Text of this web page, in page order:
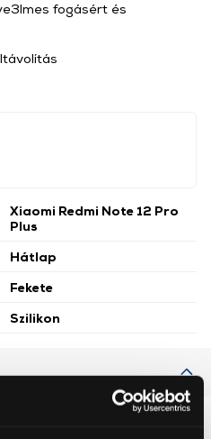
Xiaomi Redmi Note 12 Pro
Plus
Hátlap
Fekete
Szilikon
fogásért és